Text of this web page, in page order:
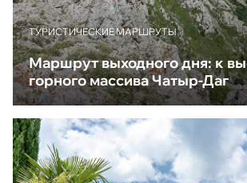
ТУРИСТИЧЕСКИЕ МАРШРУТЫ
Маршрут выходного дня: к
горного массива Чатыр-Даг